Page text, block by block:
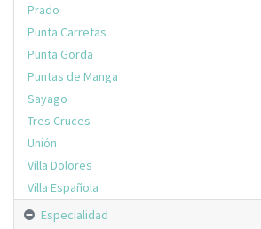
Prado
Punta Carretas
Punta Gorda
Puntas de Manga
Sayago
Tres Cruces
Unión
Villa Dolores
Villa Española
Especialidad